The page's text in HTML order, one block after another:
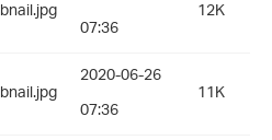
07:36
12K
2020-06-26
07:36
11K